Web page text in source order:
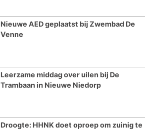
Nieuwe AED geplaatst bij Zwembad De
Venne
Leerzame middag over uilen bij De
Trambaan in Nieuwe Niedorp
Droogte: HHNK doet oproep om zuinig te